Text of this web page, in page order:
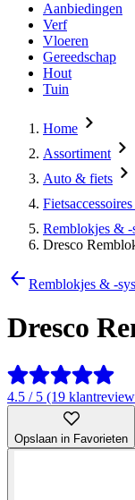
Aanbiedingen
Verf
Vloeren
Gereedschap
Hout
Tuin
Home
Assortiment
Auto & fiets
Remblokjes & -
Dresco
Remblokjes & -
Dresco
4.5 / 5 (19
Opslaan in Favorieten